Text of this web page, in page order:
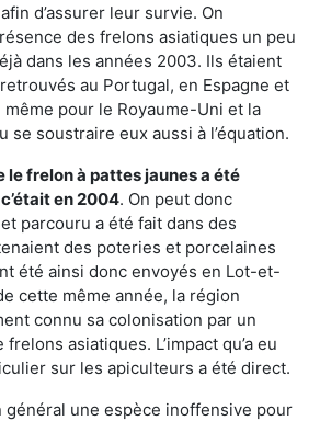
d’assurer leur survie. On
des frelons asiatiques un peu
dans les années 2003. Ils étaient
au Portugal, en Espagne et
pour le Royaume-Uni et la
se soustraire eux aussi à l’équation.
le frelon à pattes jaunes a été
en 2004. On peut donc
parcouru a été fait dans des
des poteries et porcelaines
été ainsi donc envoyés en Lot-et-
cette même année, la région
connu sa colonisation par un
asiatiques. L’impact qu’a eu
sur les apiculteurs a été direct.
général une espèce inoffensive pour